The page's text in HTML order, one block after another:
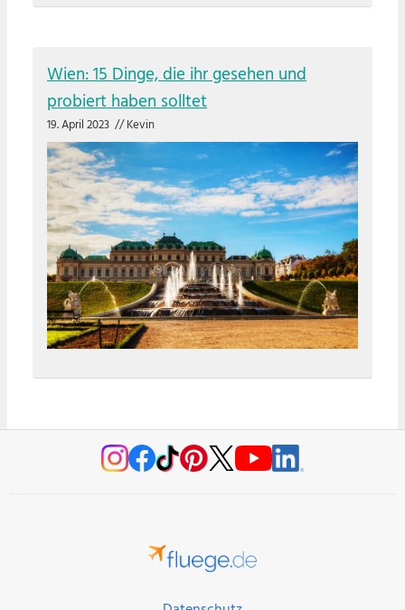
Wien: 15 Dinge, die ihr gesehen und
probiert haben solltet
19. April 2023 //Kevin